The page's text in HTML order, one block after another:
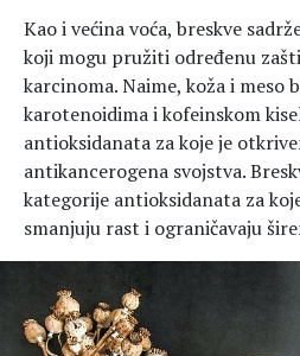
Kao i većina voća, breskve
koji mogu pružiti određenu
karcinoma. Naime, koža i meso
karotenoidima i kofeinskom
antioksidanata za koje je
antikancerogena svojstva.
kategorije antioksidanata za
smanjuju rast i ograničavaju